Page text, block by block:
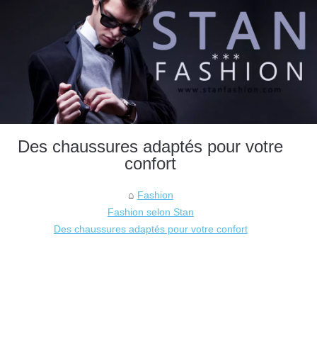
Des chaussures adaptés pour votre
confort
Fashion
Fashion selon Stan
Des chaussures adaptés pour votre confort